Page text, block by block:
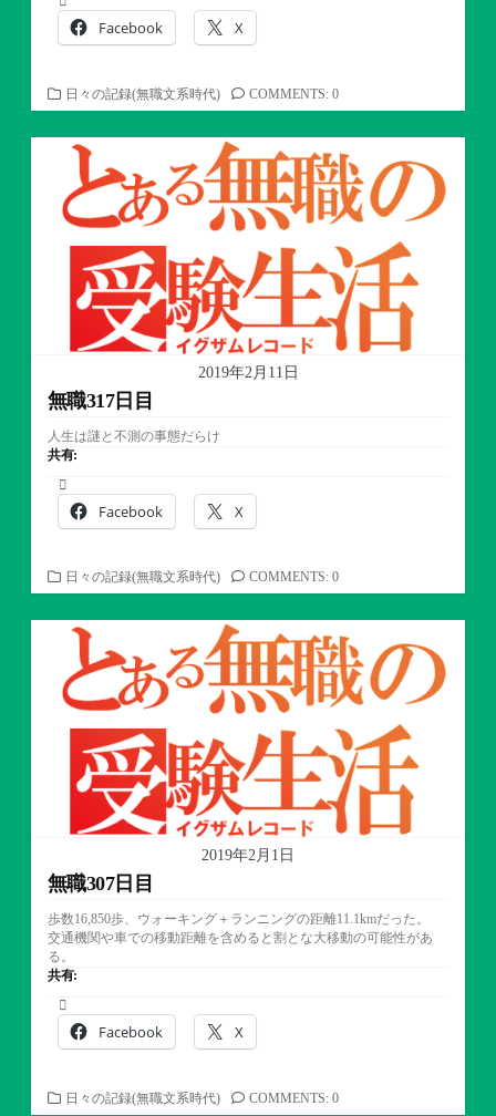
Facebook X
カ
テ
ゴ
日々の記録(無職文系時代) COMMENTS: 0
2019年2月11日
無職317日目
人生は謎と不測の事態だらけ
共有:
Facebook X
カ
テ
ゴ
日々の記録(無職文系時代) COMMENTS: 0
2019年2月1日
無職307日目
歩数16,850歩、ウォーキング＋ランニングの距離11.1kmだった。
交通機関や車での移動距離を含めると割とな大移動の可能性があ
る。
共有:
Facebook X
カ日々の記録(無職文系時代) COMMENTS: 0